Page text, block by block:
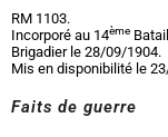
RM 1103.
Incorporé au 14ème
Brigadier le 28/09/1904.
Mis en disponibilité le
Faits de guerre